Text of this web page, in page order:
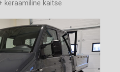
keraamiline kaitse